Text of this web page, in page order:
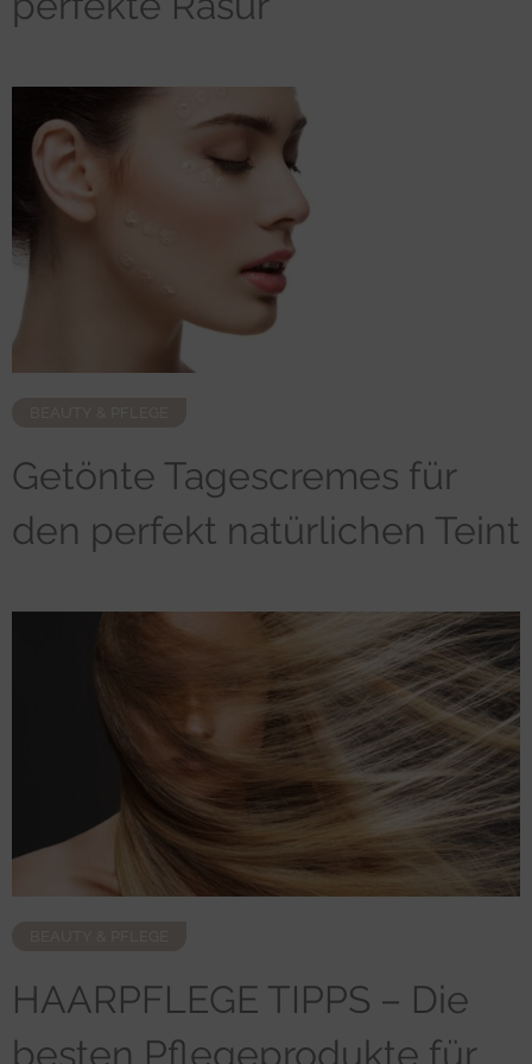
Getönte Tagescremes für
den perfekt natürlichen Teint
HAARPFLEGE TIPPS – Die
besten Pflegeprodukte für